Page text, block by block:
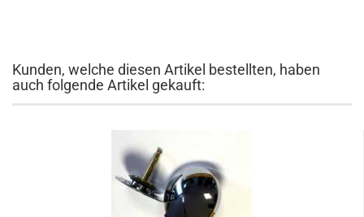
Kunden, welche diesen Artikel bestellten, haben
auch folgende Artikel gekauft: